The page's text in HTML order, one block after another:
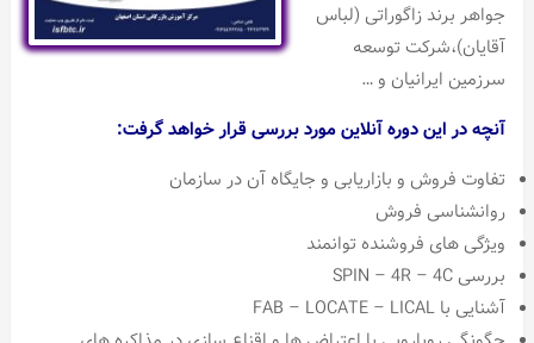
جواهر برند زاگوراتی (لباس
آقایان)،شرکت توسعه
سرزمین ایرانیان و …
آنچه در این دوره آنلاین مورد بررسی قرار خواهد گرفت:
تفاوت فروش و بازاریابی و جایگاه آن در سازمان
روانشناسی فروش
ویژگی های فروشنده توانمند
بررسی SPIN – 4R – 4C
آشنایی با FAB – LOCATE – LICAL